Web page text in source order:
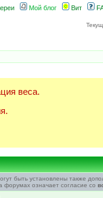
Мой блог Вит
веса.
быть установлены также
форумах означает согласие со